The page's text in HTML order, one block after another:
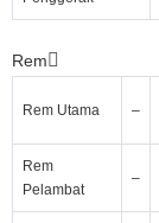
Rem
Rem Utama –
Rem
Pelambat
–